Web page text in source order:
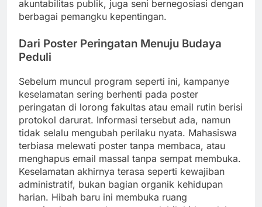
akuntabilitas publik, juga seni bernegosiasi dengan
berbagai pemangku kepentingan.
Dari Poster Peringatan Menuju Budaya
Peduli
Sebelum muncul program seperti ini, kampanye
keselamatan sering berhenti pada poster
peringatan di lorong fakultas atau email rutin berisi
protokol darurat. Informasi tersebut ada, namun
tidak selalu mengubah perilaku nyata. Mahasiswa
terbiasa melewati poster tanpa membaca, atau
menghapus email massal tanpa sempat membuka.
Keselamatan akhirnya terasa seperti kewajiban
administratif, bukan bagian organik kehidupan
harian. Hibah baru ini membuka ruang